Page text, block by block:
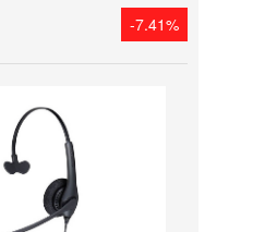
-7.41%